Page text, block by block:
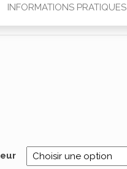
INFORMATIONS PRATIQUES